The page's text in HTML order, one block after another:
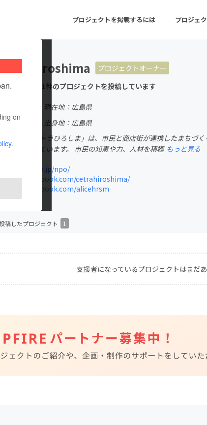
プロジェクトを掲載するには プロジェ
注目のリターン 注目の新着プロジェクト
音楽
ット
ゲーム・サービス開発
チャレンジ
化
CAMPFIREふるさと納税
machi-ya
on
.
CetraHiroshima
プロジェクトオーナー
これまでに1件のプロジェクトを投稿しています
現在地：広島県
身国：日本
出身地：広島県
「NPO法人セトラひろしま」は、市民と商店街が連携したまちづ
とを意味しています。 市民の知恵や力、人材を積極 もっと見る
www.cetra.jp/npo/
www.facebook.com/cetrahiroshima/
www.facebook.com/alicehrsm
稿したプロジェクト 1
支援者になっているプロジェクトはまだあ